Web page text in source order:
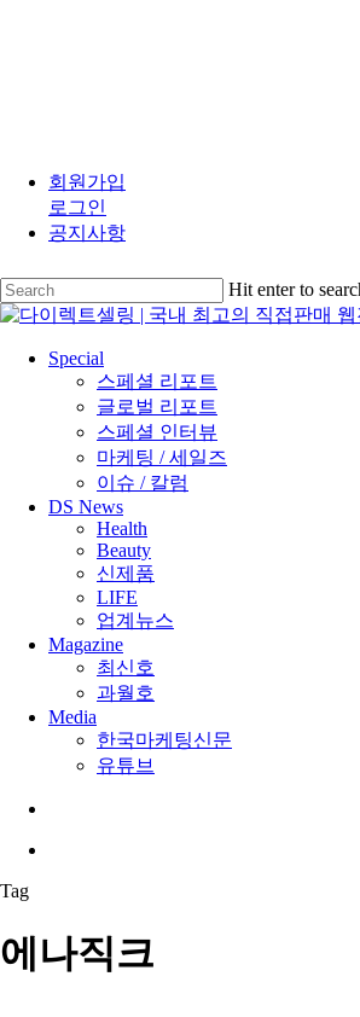
main
content
회원가입
로그인
공지사항
Hit enter to
Close
search
Menu
Special
스페셜 리포트
글로벌 리포트
스페셜 인터뷰
마케팅 / 세일즈
이슈 / 칼럼
DS News
Health
Beauty
신제품
LIFE
업계뉴스
Magazine
최신호
과월호
Media
한국마케팅신문
유튜브
Tag
에나직크